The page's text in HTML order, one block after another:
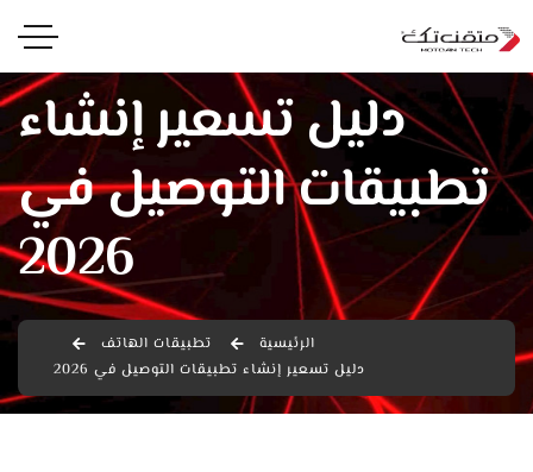
دليل تسعير إنشاء
تطبيقات التوصيل في
2026
الرئيسية
تطبيقات الهاتف
دليل تسعير إنشاء تطبيقات التوصيل في 2026